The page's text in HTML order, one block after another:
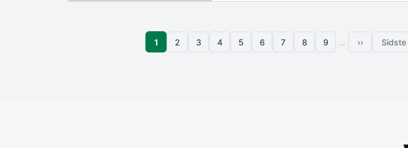
Sideinddeling
Side
1
Side
2
Side
3
Side
4
Side
5
Side
6
Side
7
Side
8
Side
9 …
Næste side
›› Sidste